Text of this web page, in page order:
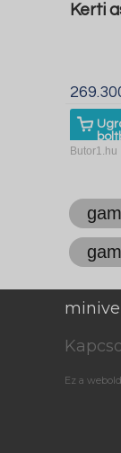
Kerti
Butor1.hu
Ez a